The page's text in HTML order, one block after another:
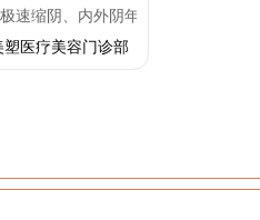
速缩阴、内外阴年轻态的打造
塑医疗美容门诊部